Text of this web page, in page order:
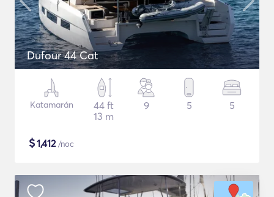
Dufour 44 Cat
Katamarán
44 ft
13 m
9 5 5
$1,412/noc